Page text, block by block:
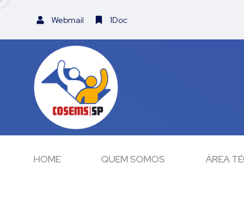
Webmail 1Doc
HOME QUEM SOMOS ÁREA